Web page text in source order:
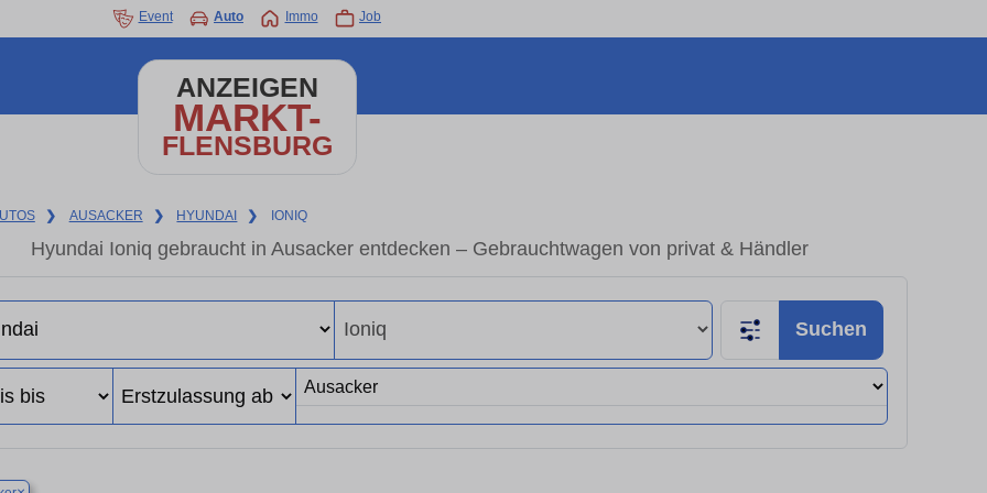
Event Auto Immo Job
ANZEIGEN
MARKT-
FLENSBURG
❯ AUSACKER ❯ HYUNDAI ❯ IONIQ
Hyundai Ioniq gebraucht in Ausacker entdecken – Gebrauchtwagen von privat & Händler
Suchen